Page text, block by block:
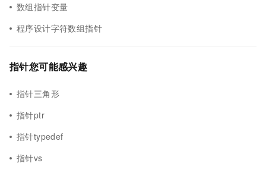
数组指针变量
程序设计字符数组指针
指针您可能感兴趣
指针三角形
指针ptr
指针typedef
指针vs